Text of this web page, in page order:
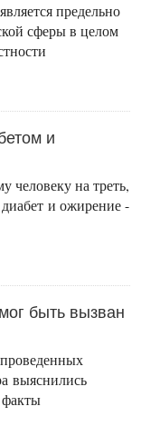
предельно
сферы в целом
и
человеку на треть,
и ожирение -
быть вызван
выяснились